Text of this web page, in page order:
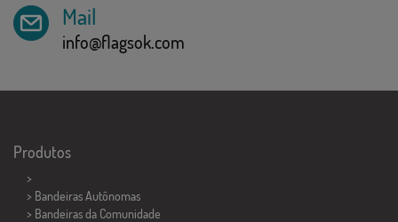
Mail
info@flagsok.com
Produtos
>
> Bandeiras Autônomas
> Bandeiras da Comunidade